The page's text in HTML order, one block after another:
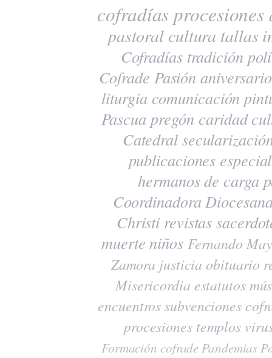
cofradías procesiones
pastoral cultura tallas
Cofradías tradición
Cofrade Pasión
liturgia comunicación
Pascua pregón caridad
Catedral
publicaciones
hermanos de carga
Coordinadora
Christi revistas
muerte niños Fernando
Zamora justicia obituario
Misericordia estatutos
encuentrossubvenciones
procesiones templos
Formación cofradePandemias